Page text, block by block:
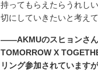
持ってもらえたらうれし
切にしていきたいと考えて
――AKMUのスヒョンさん
TOMORROW X
リング参加されています